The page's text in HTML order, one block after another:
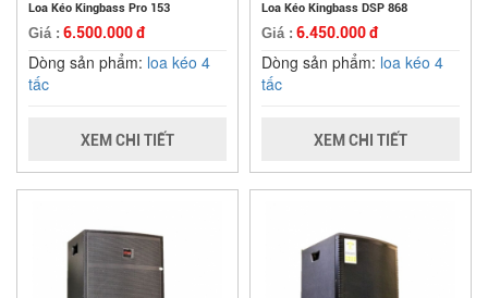
Loa Kéo Kingbass Pro 153
Giá : 6.500.000 đ
Dòng sản phẩm: loa kéo 4
tấc
XEM CHI TIẾT
Loa Kéo Kingbass DSP 868
Giá : 6.450.000 đ
Dòng sản phẩm: loa kéo 4
tấc
XEM CHI TIẾT